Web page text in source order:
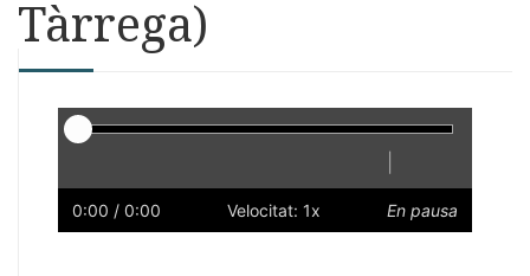
Tàrrega)
Reproductor
Lent
0:00 / 0:00 Velocitat: 1x En pausa